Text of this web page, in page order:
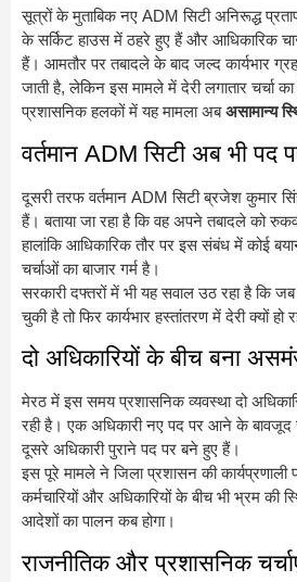
सूत्रों के मुताबिक नए ADM सिटी अनिरूद्ध
के सर्किट हाउस में ठहरे हुए हैं और आधिकारिक
हैं। आमतौर पर तबादले के बाद जल्द कार्यभार
जाती है, लेकिन इस मामले में देरी लगातार चर्चा का
प्रशासनिक हलकों में यह मामला अबअसामान्य
वर्तमान ADM सिटी अब भी पद
दूसरी तरफ वर्तमान ADM सिटी ब्रजेश कुमार
हैं। बताया जा रहा है कि वह अपने तबादले को
हालांकि आधिकारिक तौर पर इस संबंध में कोई
चर्चाओं का बाजार गर्म है।
सरकारी दफ्तरों में भी यह सवाल उठ रहा है कि जब
चुकी है तो फिर कार्यभार हस्तांतरण में देरी क्यों हो
दो अधिकारियों के बीच बना
मेरठ में इस समय प्रशासनिक व्यवस्था दो
रही है। एक अधिकारी नए पद पर आने के बावजूद
दूसरे अधिकारी पुराने पद पर बने हुए हैं।
इस पूरे मामले ने जिला प्रशासन की
कर्मचारियों और अधिकारियों के बीच भी भ्रम की
आदेशों का पालन कब होगा।
राजनीतिक और प्रशासनिक